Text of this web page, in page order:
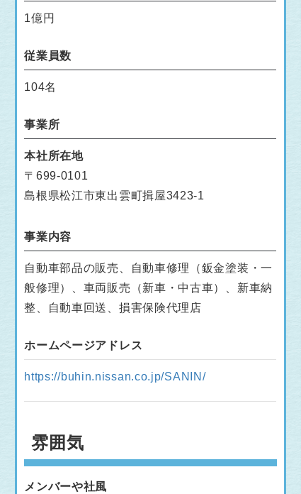
1億円
従業員数
104名
事業所
本社所在地
〒699-0101
島根県松江市東出雲町揖屋3423-1
事業内容
自動車部品の販売、自動車修理（鈑金塗装・一
般修理）、車両販売（新車・中古車）、新車納
整、自動車回送、損害保険代理店
ホームページアドレス
https://buhin.nissan.co.jp/SANIN/
雰囲気
メンバーや社風